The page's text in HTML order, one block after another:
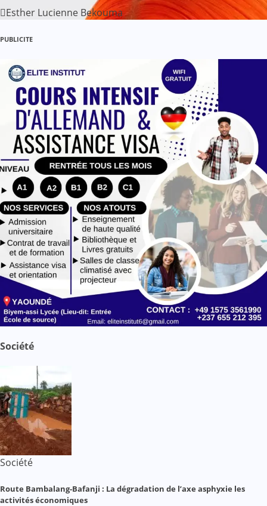
Esther Lucienne Bekouma
PUBLICITE
Société
Société
Route Bambalang-Bafanji : La dégradation de l’axe asphyxie les
activités économiques